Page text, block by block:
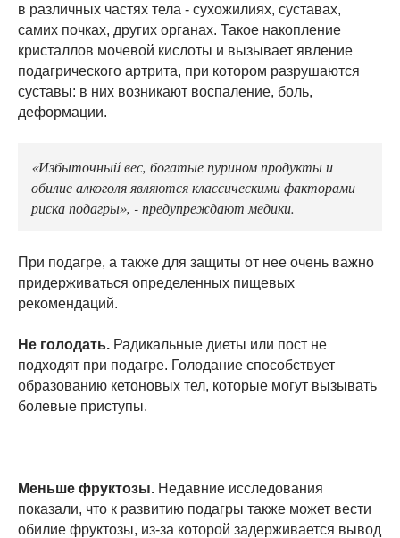
в различных частях тела - сухожилиях, суставах,
самих почках, других органах. Такое накопление
кристаллов мочевой кислоты и вызывает явление
подагрического артрита, при котором разрушаются
суставы: в них возникают воспаление, боль,
деформации.
«Избыточный вес, богатые пурином продукты и
обилие алкоголя являются классическими факторами
риска подагры», - предупреждают медики.
При подагре, а также для защиты от нее очень важно
придерживаться определенных пищевых
рекомендаций.
Не голодать. Радикальные диеты или пост не
подходят при подагре. Голодание способствует
образованию кетоновых тел, которые могут вызывать
болевые приступы.
Меньше фруктозы. Недавние исследования
показали, что к развитию подагры также может вести
обилие фруктозы, из-за которой задерживается вывод